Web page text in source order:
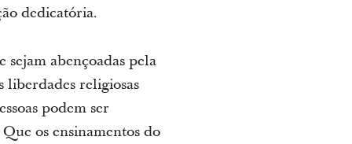
dedicatória.
sejam abençoadas pela
liberdades religiosas
podem ser
os ensinamentos do